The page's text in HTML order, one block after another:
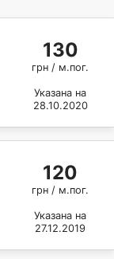
130
грн / м.пог.
Указана на
28.10.2020
120
грн / м.пог.
Указана на
27.12.2019